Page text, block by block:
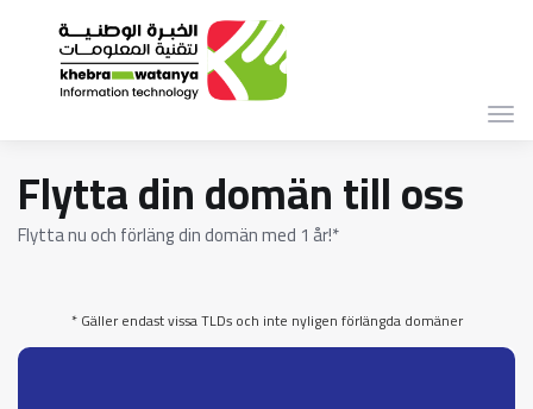
Flytta din domän till oss
Flytta nu och förläng din domän med 1 år!*
* Gäller endast vissa TLDs och inte nyligen förlängda domäner